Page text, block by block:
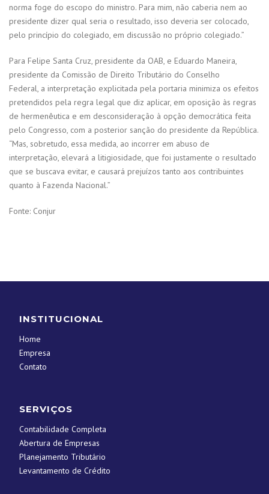
norma foge do escopo do ministro. Para mim, não caberia nem ao
presidente dizer qual seria o resultado, isso deveria ser colocado,
pelo princípio do colegiado, em discussão no próprio colegiado.”
Para Felipe Santa Cruz, presidente da OAB, e Eduardo Maneira,
presidente da Comissão de Direito Tributário do Conselho
Federal, a interpretação explicitada pela portaria minimiza os efeitos
pretendidos pela regra legal que diz aplicar, em oposição às regras
de hermenêutica e em desconsideração à opção democrática feita
pelo Congresso, com a posterior sanção do presidente da República.
“Mas, sobretudo, essa medida, ao incorrer em abuso de
interpretação, elevará a litigiosidade, que foi justamente o resultado
que se buscava evitar, e causará prejuízos tanto aos contribuintes
quanto à Fazenda Nacional.”
Fonte: Conjur
INSTITUCIONAL
Home
Empresa
Contato
SERVIÇOS
Contabilidade Completa
Abertura de Empresas
Planejamento Tributário
Levantamento de Crédito